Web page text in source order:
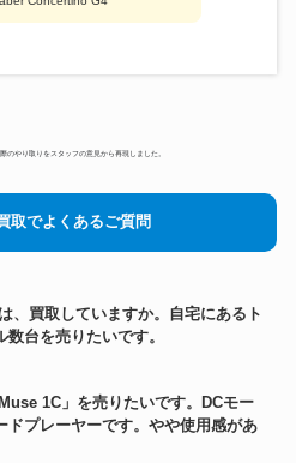
のやり取りをスタッフの意見から再現しました。
取でよくあるご質問
台を売りたいです。
ドプレーヤーです。やや使用感があ